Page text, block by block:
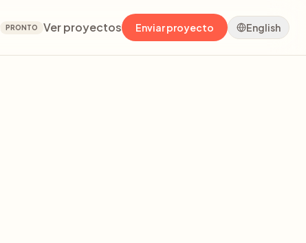
PRONTO Ver proyectos Enviar proyecto English